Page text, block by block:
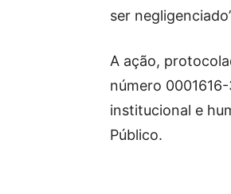
ser
A ação,
número
institucional e
Público.